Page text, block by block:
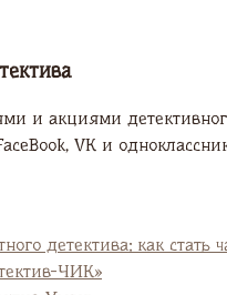
и акциями
VK и
детектива: как стать
ЧИК»